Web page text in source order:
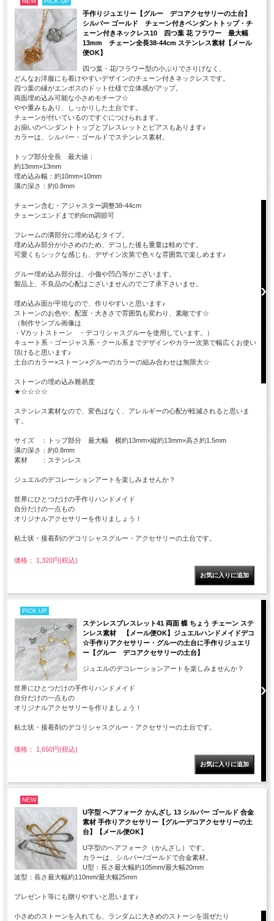
手作りジュエリー【グルー デコアクセサリーの土台】
シルバー ゴールド チェーン付きペンダントトップ・チ
ェーン付きネックレス10 四つ葉 花 フラワー 最大幅
13mm チェーン全長38-44cm ステンレス素材【メール
便OK】
四つ葉・花/フラワー型の小ぶりでさりげなく、
どんなお洋服にも着けやすいデザインのチェーン付きネックレスです。
四つ葉の縁がエンボスのドット仕様で立体感がアップ。
両面埋め込み可能な小さめモチーフ☆
やや重みもあり、しっかりした土台です。
チェーンが付いているのですぐにつけられます。
お揃いのペンダントトップとブレスレットとピアスもあります♪
カラーは、シルバー・ゴールドでステンレス素材。
トップ部分全長 最大値：
約13mm×13mm
埋め込み幅：約10mm×10mm
溝の深さ：約0.8mm
チェーン含む・アジャスター調整38-44cm
チェーンエンドまで約6cm調節可
フレームの溝部分に埋め込むタイプ。
埋め込み部分が小さめのため、デコした後も重量は軽めです。
可愛くもシックな感じも、デザイン次第で色々な雰囲気で楽しめます♪
グルー埋め込み部分は、小傷や凹凸等がございます。
製品上、不良品の心配はございませんのでご了承下さいませ。
埋め込み面が平坦なので、作りやすいと思います♪
ストーンのお色や、配置・大きさで雰囲気も変わり、素敵です☆
（制作サンプル画像は
・Vカットストーン ・デコリシャスグルーを使用しています。）
キュート系・ゴージャス系・クール系までデザインやカラー次第で幅広くお使い
頂けると思います♪
土台のカラー×ストーン×グルーのカラーの組み合わせは無限大☆
ストーンの埋め込み難易度
★☆☆☆☆
ステンレス素材なので、変色はなく、アレルギーの心配が軽減されると思いま
す。
サイズ ：トップ部分 最大幅 横約13mm×縦約13mm×高さ約1.5mm
溝の深さ：約0.8mm
素材 ：ステンレス
ジュエルのデコレーションアートを楽しみませんか？
世界にひとつだけの手作りハンドメイド
自分だけの一点もの
オリジナルアクセサリーを作りましょう！
粘土状・接着剤のデコリシャスグルー・アクセサリーの土台です。
価格： 1,320円(税込)
PICK UP
ステンレスブレスレット41 両面 蝶 ちょう チェーン ステ
ンレス素材 【メール便OK】ジュエルハンドメイドデコ
☆手作りアクセサリー・グルーの土台に手作りジュエリ
ー【グルー デコアクセサリーの土台】
ジュエルのデコレーションアートを楽しみませんか？
世界にひとつだけの手作りハンドメイド
自分だけの一点もの
オリジナルアクセサリーを作りましょう！
粘土状・接着剤のデコリシャスグルー・アクセサリーの土台です。
価格： 1,650円(税込)
NEW
U字型 へアフォーク かんざし 13 シルバー ゴールド 合金
素材 手作りアクセサリー【グルーデコアクセサリーの土
台】【メール便OK】
U字型のヘアフォーク（かんざし）です。
カラーは、シルバー/ゴールドで合金素材。
U型：長さ最大幅約105mm/最大幅20mm
波型：長さ最大幅約110mm/最大幅25mm
プレゼント等にも贈りやすいと思います♪
小さめのストーンを入れても、ランダムに大きめのストーンを混ぜたり